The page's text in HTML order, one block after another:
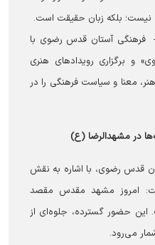
بلکه زبان حقیقت است.
فرهنگی آستان قدس رضوی با
و برگزاری رویدادهای هنری
معنا و سیاست فرهنگی را در
در مشهدالرضا (ع)
قدس رضوی، با اشاره به نقش
امروز مشهد مقدس مقصد
این حضور گسترده، جلوه‌ای از
می‌رود.